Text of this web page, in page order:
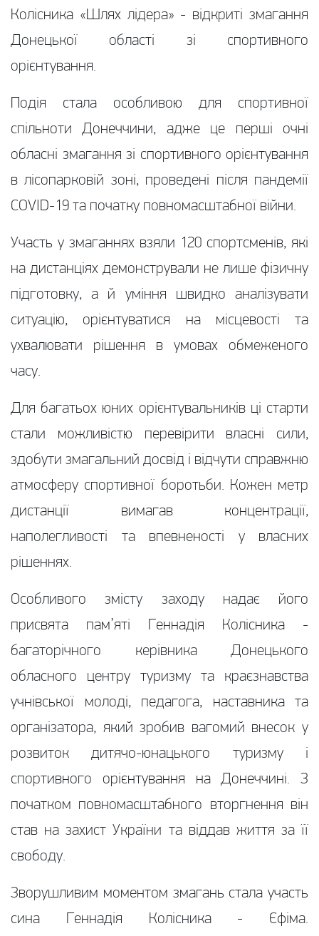
Колісника «Шлях лідера» - відкриті змагання
Донецької області зі спортивного
орієнтування.
Подія стала особливою для спортивної
спільноти Донеччини, адже це перші очні
обласні змагання зі спортивного орієнтування
в лісопарковій зоні, проведені після пандемії
COVID-19 та початку повномасштабної війни.
Участь у змаганнях взяли 120 спортсменів, які
на дистанціях демонстрували не лише фізичну
підготовку, а й уміння швидко аналізувати
ситуацію, орієнтуватися на місцевості та
ухвалювати рішення в умовах обмеженого
часу.
Для багатьох юних орієнтувальників ці старти
стали можливістю перевірити власні сили,
здобути змагальний досвід і відчути справжню
атмосферу спортивної боротьби. Кожен метр
дистанції вимагав концентрації,
наполегливості та впевненості у власних
рішеннях.
Особливого змісту заходу надає його
присвята пам’яті Геннадія Колісника -
багаторічного керівника Донецького
обласного центру туризму та краєзнавства
учнівської молоді, педагога, наставника та
організатора, який зробив вагомий внесок у
розвиток дитячо-юнацького туризму і
спортивного орієнтування на Донеччині. З
початком повномасштабного вторгнення він
став на захист України та віддав життя за її
свободу.
Зворушливим моментом змагань стала участь
сина Геннадія Колісника - Єфіма.